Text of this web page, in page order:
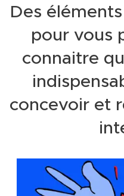
Des
pour vous
connaitre
concevoir et